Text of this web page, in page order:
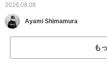
2026.08.08
Ayami Shimamura
も